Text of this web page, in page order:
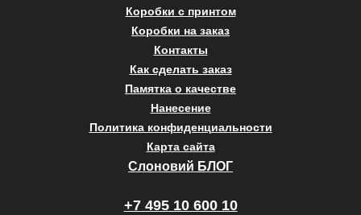
Коробки с принтом
Коробки на заказ
Контакты
Как сделать заказ
Памятка о качестве
Нанесение
Политика конфиденциальности
Карта сайта
Слоновий БЛОГ
+7 495 10 600 10